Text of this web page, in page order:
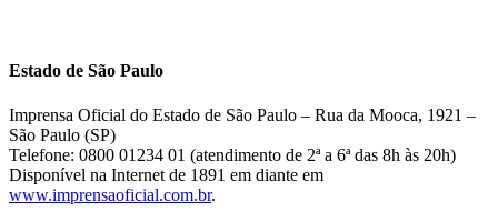
Estado de São Paulo
Imprensa Oficial do Estado de São Paulo – Rua da Mooca, 1921 –
São Paulo (SP)
Telefone: 0800 01234 01 (atendimento de 2ª a 6ª das 8h às 20h)
Disponível na Internet de 1891 em diante em
www.imprensaoficial.com.br.